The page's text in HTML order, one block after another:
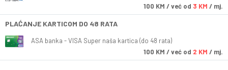
100 KM / već od 3 KM / mj.
PLAĆANJE KARTICOM DO 48 RATA
ASA banka - VISA Super naša kartica (do 48 rata)
100 KM / već od 2 KM / mj.